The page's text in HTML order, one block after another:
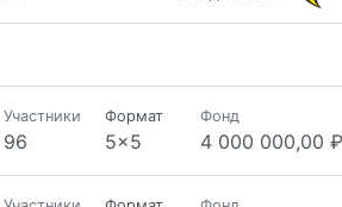
Участники
96
Формат
5x5
Фонд
4 000 000,00 ₽